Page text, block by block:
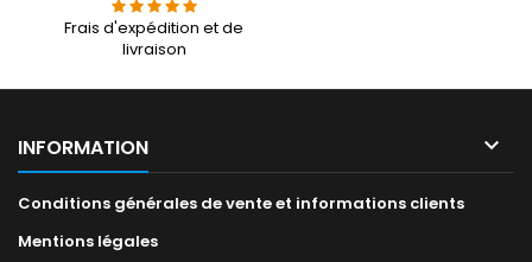
Frais d'expédition et de
livraison
INFORMATION 
Conditions générales de vente et informations clients
Mentions légales